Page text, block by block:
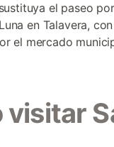
el paseo
en Talavera,
el mercado
visitar